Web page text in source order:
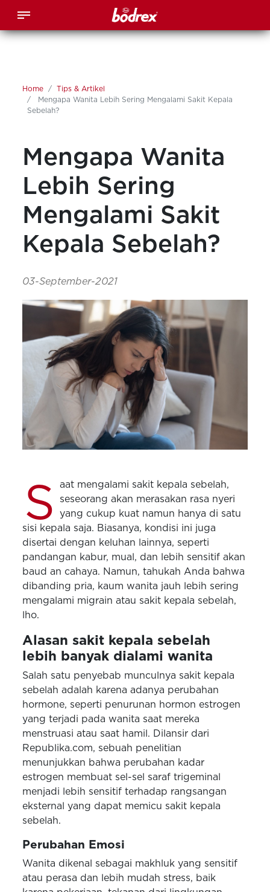
Home
Tips & Artikel
Mengapa Wanita Lebih Sering Mengalami Sakit Kepala
Sebelah?
Mengapa Wanita
Lebih Sering
Mengalami Sakit
Kepala Sebelah?
03-September-2021
S
aat mengalami sakit kepala sebelah,
seseorang akan merasakan rasa nyeri
yang cukup kuat namun hanya di satu
sisi kepala saja. Biasanya, kondisi ini juga
disertai dengan keluhan lainnya, seperti
pandangan kabur, mual, dan lebih sensitif akan
baud an cahaya. Namun, tahukah Anda bahwa
dibanding pria, kaum wanita jauh lebih sering
mengalami migrain atau sakit kepala sebelah,
lho.
Alasan sakit kepala sebelah
lebih banyak dialami wanita
Salah satu penyebab munculnya sakit kepala
sebelah adalah karena adanya perubahan
hormone, seperti penurunan hormon estrogen
yang terjadi pada wanita saat mereka
menstruasi atau saat hamil. Dilansir dari
Republika.com, sebuah penelitian
menunjukkan bahwa perubahan kadar
estrogen membuat sel-sel saraf trigeminal
menjadi lebih sensitif terhadap rangsangan
eksternal yang dapat memicu sakit kepala
sebelah.
Perubahan Emosi
Wanita dikenal sebagai makhluk yang sensitif
atau perasa dan lebih mudah stress, baik